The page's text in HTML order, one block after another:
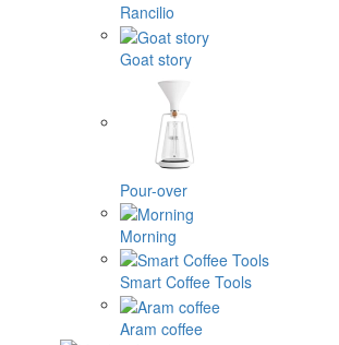
Rancilio
Goat story
Pour-over
Morning
Smart Coffee Tools
Aram coffee